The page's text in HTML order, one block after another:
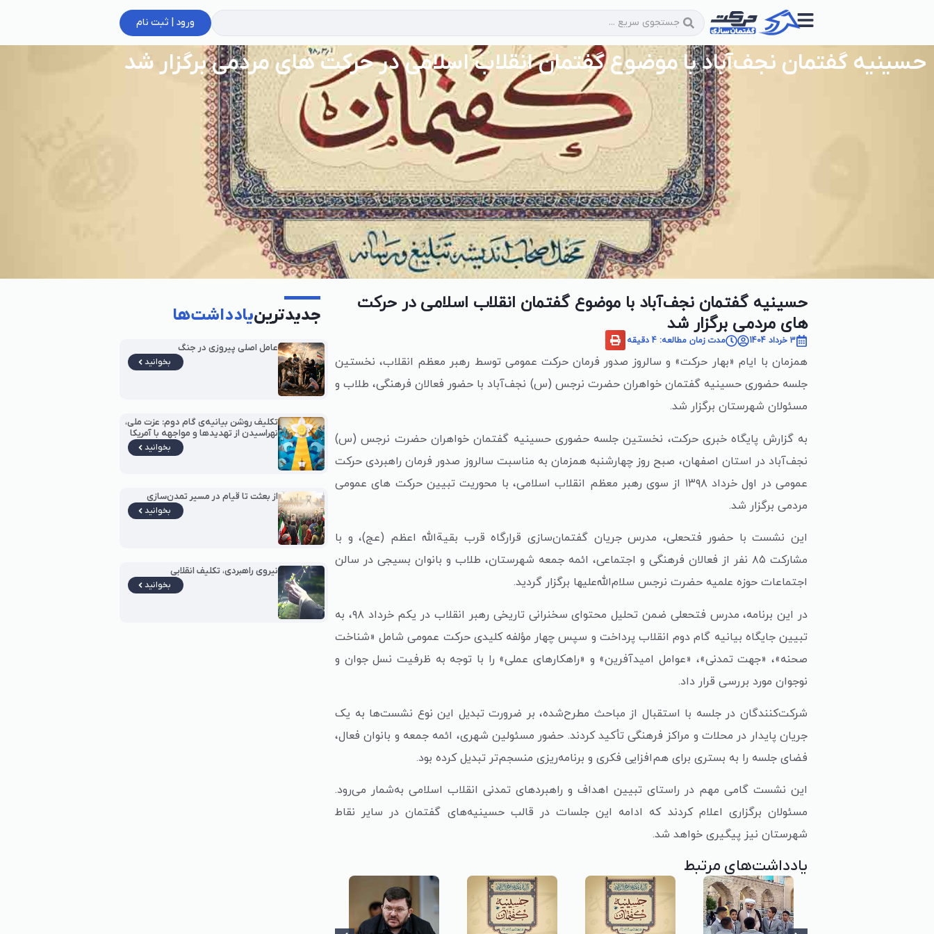
ورود | ثبت نام
حسینیه گفتمان نجف‌آباد با موضوع گفتمان انقلاب اسلامی در حرکت های مردمی برگزار شد
حسینیه گفتمان نجف‌آباد با موضوع گفتمان انقلاب اسلامی در حرکت
های مردمی برگزار شد
3 خرداد 1404 مدت زمان مطالعه: 4 دقیقه
همزمان با ایام «بهار حرکت» و سالروز صدور فرمان حرکت عمومی توسط رهبر معظم انقلاب، نخستین
جلسه حضوری حسینیه گفتمان خواهران حضرت نرجس (س) نجف‌آباد با حضور فعالان فرهنگی، طلاب و
مسئولان شهرستان برگزار شد.
به گزارش پایگاه خبری حرکت، نخستین جلسه حضوری حسینیه گفتمان خواهران حضرت نرجس (س)
نجف‌آباد در استان اصفهان، صبح روز چهارشنبه همزمان به مناسبت سالروز صدور فرمان راهبردی حرکت
عمومی در اول خرداد ۱۳۹۸ از سوی رهبر معظم انقلاب اسلامی، با محوریت تبیین حرکت های عمومی
مردمی برگزار شد.
این نشست با حضور فتحعلی، مدرس جریان گفتمان‌سازی قرارگاه قرب بقیةالله اعظم (عج)، و با
مشارکت ۸۵ نفر از فعالان فرهنگی و اجتماعی، ائمه جمعه شهرستان، طلاب و بانوان بسیجی در سالن
اجتماعات حوزه علمیه حضرت نرجس سلام‌الله‌علیها برگزار گردید.
در این برنامه، مدرس فتحعلی ضمن تحلیل محتوای سخنرانی تاریخی رهبر انقلاب در یکم خرداد ۹۸، به
تبیین جایگاه بیانیه گام دوم انقلاب پرداخت و سپس چهار مؤلفه کلیدی حرکت عمومی شامل «شناخت
صحنه»، «جهت تمدنی»، «عوامل امیدآفرین» و «راهکارهای عملی» را با توجه به ظرفیت نسل جوان و
نوجوان مورد بررسی قرار داد.
شرکت‌کنندگان در جلسه با استقبال از مباحث مطرح‌شده، بر ضرورت تبدیل این نوع نشست‌ها به یک
جریان پایدار در محلات و مراکز فرهنگی تأکید کردند. حضور مسئولین شهری، ائمه جمعه و بانوان فعال،
فضای جلسه را به بستری برای هم‌افزایی فکری و برنامه‌ریزی منسجم‌تر تبدیل کرده بود.
این نشست گامی مهم در راستای تبیین اهداف و راهبردهای تمدنی انقلاب اسلامی به‌شمار می‌رود.
مسئولان برگزاری اعلام کردند که ادامه این جلسات در قالب حسینیه‌های گفتمان در سایر نقاط
شهرستان نیز پیگیری خواهد شد.
یادداشت‌های مرتبط
جدیدترینیادداشت‌ها
عامل اصلی پیروزی در جنگ
بخوانید
تکلیف روشن بیانیه‌ی گام دوم: عزت ملی،
نهراسیدن از تهدیدها و مواجهه با آمریکا
بخوانید
از بعثت تا قیام در مسیر تمدن‌سازی
بخوانید
نیروی راهبردی، تکلیف انقلابی
بخوانید